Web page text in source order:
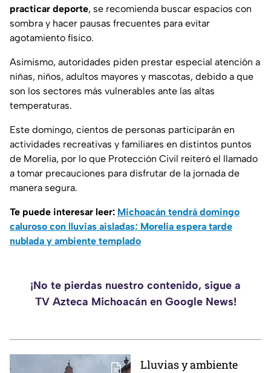
practicar deporte, se recomienda buscar espacios con
sombra y hacer pausas frecuentes para evitar
agotamiento físico.
Asimismo, autoridades piden prestar especial atención a
niñas, niños, adultos mayores y mascotas, debido a que
son los sectores más vulnerables ante las altas
temperaturas.
Este domingo, cientos de personas participarán en
actividades recreativas y familiares en distintos puntos
de Morelia, por lo que Protección Civil reiteró el llamado
a tomar precauciones para disfrutar de la jornada de
manera segura.
Te puede interesar leer: Michoacán tendrá domingo
caluroso con lluvias aisladas; Morelia espera tarde
nublada y ambiente templado
¡No te pierdas nuestro contenido, sigue a
TV Azteca Michoacán en Google News!
Lluvias y ambiente